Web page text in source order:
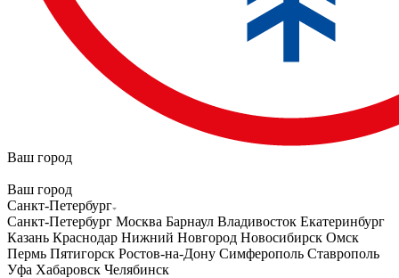
Ваш город
Ваш город
Санкт-Петербург
Санкт-Петербург Москва Барнаул Владивосток Екатеринбург
Казань Краснодар Нижний Новгород Новосибирск Омск
Пермь Пятигорск Ростов-на-Дону Симферополь Ставрополь
Уфа Хабаровск Челябинск